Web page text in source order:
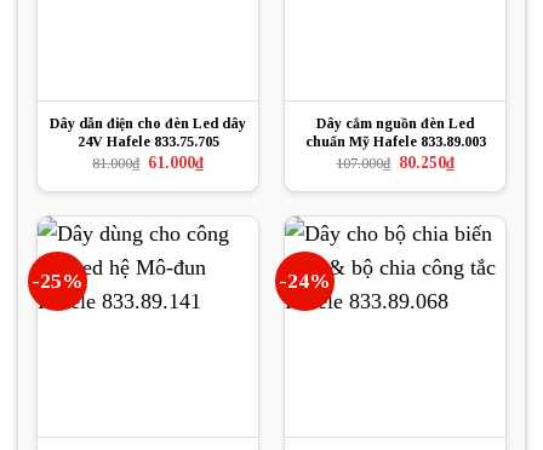
Dây dẫn điện cho đèn Led dây
24V Hafele 833.75.705
81.000₫ Giá
là:
61.000₫Giá
hiện
tại
61.000₫.
Dây cắm nguồn đèn Led
chuẩn Mỹ Hafele 833.89.003
107.000₫ Giá
là:
80.250₫Giá
hiện
tại
80.250₫.
-25% -24%